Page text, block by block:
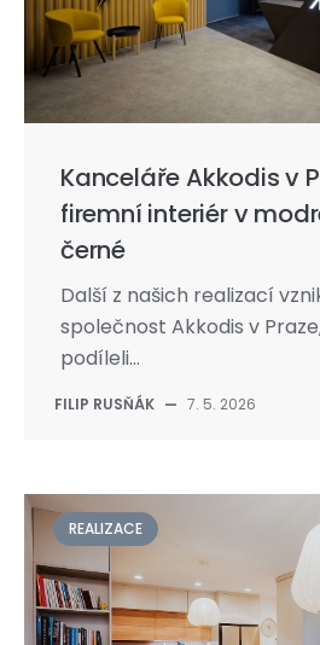
Kanceláře Akkodis v
firemní interiér v
černé
Další z našich realizací
společnost Akkodis v
podíleli...
FILIP RUSŇÁK — 7. 5. 2026
REALIZACE